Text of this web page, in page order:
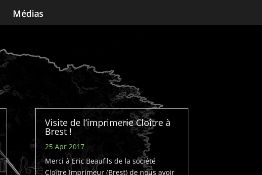
Médias
Visite de l’imprimerie Cloître à
Brest !
25 Apr 2017
Merci à Eric Beaufils de la société
Cloître Imprimeur (Brest) de nous avoir